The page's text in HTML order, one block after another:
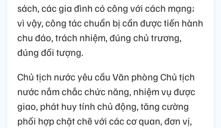
sách, các gia đình có công với cách mạng;
vì vậy, công tác chuẩn bị cần được tiến hành
chu đáo, trách nhiệm, đúng chủ trương,
đúng đối tượng.
Chủ tịch nước yêu cầu Văn phòng Chủ tịch
nước nắm chắc chức năng, nhiệm vụ được
giao, phát huy tính chủ động, tăng cường
phối hợp chặt chẽ với các cơ quan, đơn vị,